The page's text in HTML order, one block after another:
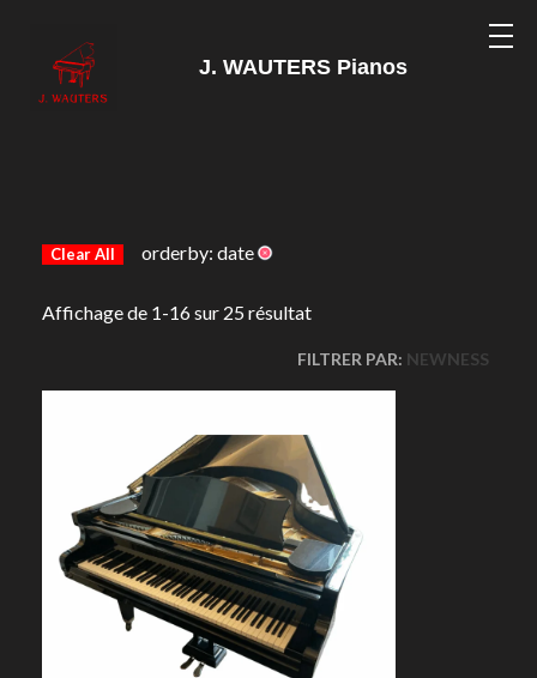
J. WAUTERS Pianos
Clear All orderby: date
Affichage de 1-16 sur 25 résultat
FILTRER PAR: NEWNESS